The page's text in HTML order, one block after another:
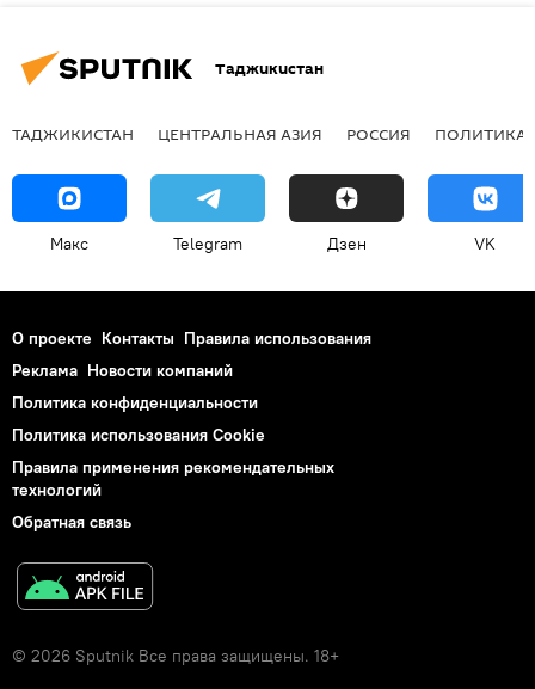
Таджикистан
ТАДЖИКИСТАН ЦЕНТРАЛЬНАЯ АЗИЯ РОССИЯ ПОЛИТИКА
Макс Telegram Дзен VK
О проекте Контакты Правила использования
Реклама Новости компаний
Политика конфиденциальности
Политика использования Cookie
Правила применения рекомендательных
технологий
Обратная связь
© 2026 Sputnik Все права защищены. 18+